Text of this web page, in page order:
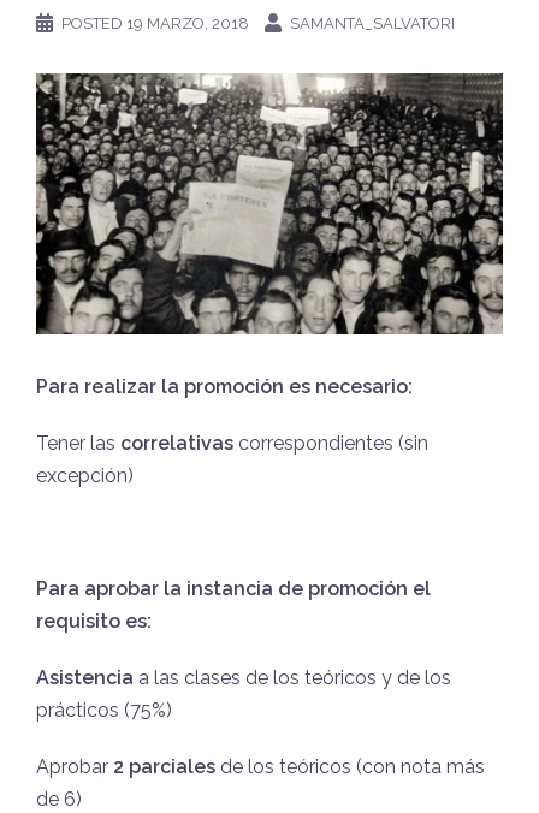
POSTED 19 MARZO, 2018 SAMANTA_SALVATORI
Para realizar la promoción es necesario:
Tener las correlativas correspondientes (sin
excepción)
Para aprobar la instancia de promoción el
requisito es:
Asistencia a las clases de los teóricos y de los
prácticos (75%)
Aprobar 2 parciales de los teóricos (con nota más
de 6)